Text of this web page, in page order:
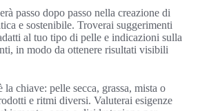
passo dopo passo nella creazione di
e sostenibile. Troverai suggerimenti
al tuo tipo di pelle e indicazioni sulla
in modo da ottenere risultati visibili
chiave: pelle secca, grassa, mista o
e ritmi diversi. Valuterai esigenze